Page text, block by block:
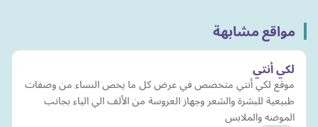
مواقع مشابهة
لكي أنتي
موقع لكي أنتي متخصص في عرض كل ما يخص النساء من وصفات
طبيعية للبشرة والشعر وجهاز العروسة من الألف الي الياء بجانب
الموضه والملابس